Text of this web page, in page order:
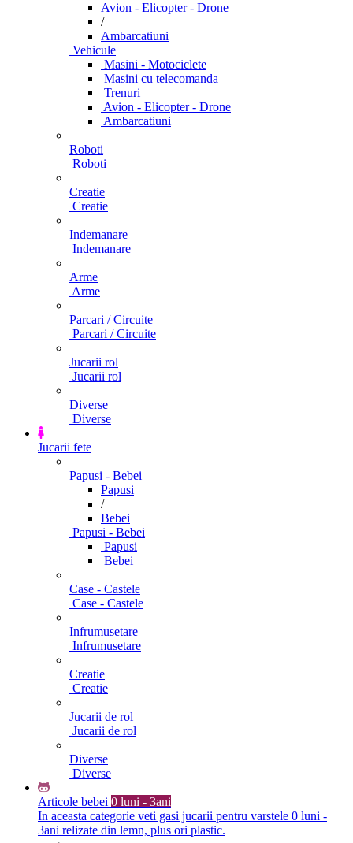
Avion - Elicopter - Drone
/
Ambarcatiuni
Vehicule
Masini - Motociclete
Masini cu telecomanda
Trenuri
Avion - Elicopter - Drone
Ambarcatiuni
Roboti
Roboti
Creatie
Creatie
Indemanare
Indemanare
Arme
Arme
Parcari / Circuite
Parcari / Circuite
Jucarii rol
Jucarii rol
Diverse
Diverse
Jucarii fete
Papusi - Bebei
Papusi
/
Bebei
Papusi - Bebei
Papusi
Bebei
Case - Castele
Case - Castele
Infrumusetare
Infrumusetare
Creatie
Creatie
Jucarii de rol
Jucarii de rol
Diverse
Diverse
Articole bebei 0 luni - 3ani
In aceasta categorie veti gasi jucarii pentru varstele 0 luni -
3ani relizate din lemn, plus ori plastic.